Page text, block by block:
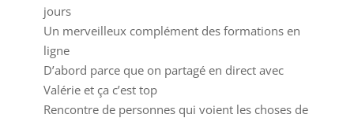
jours
Un merveilleux complément des formations en
ligne
D’abord parce que on partagé en direct avec
Valérie et ça c’est top
Rencontre de personnes qui voient les choses de